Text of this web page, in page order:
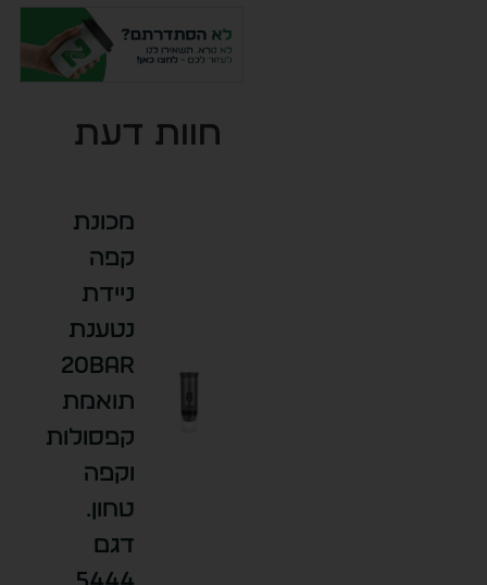
חוות דעת
מכונת
קפה
ניידת
נטענת
20Bar
תואמת
קפסולות
וקפה
טחון.
דגם